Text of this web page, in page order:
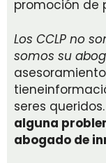
promoción de
Los CCLP no
somos su
tiene
seres queridos.
alguna
abogado de